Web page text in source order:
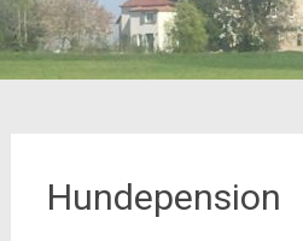
Hundepension